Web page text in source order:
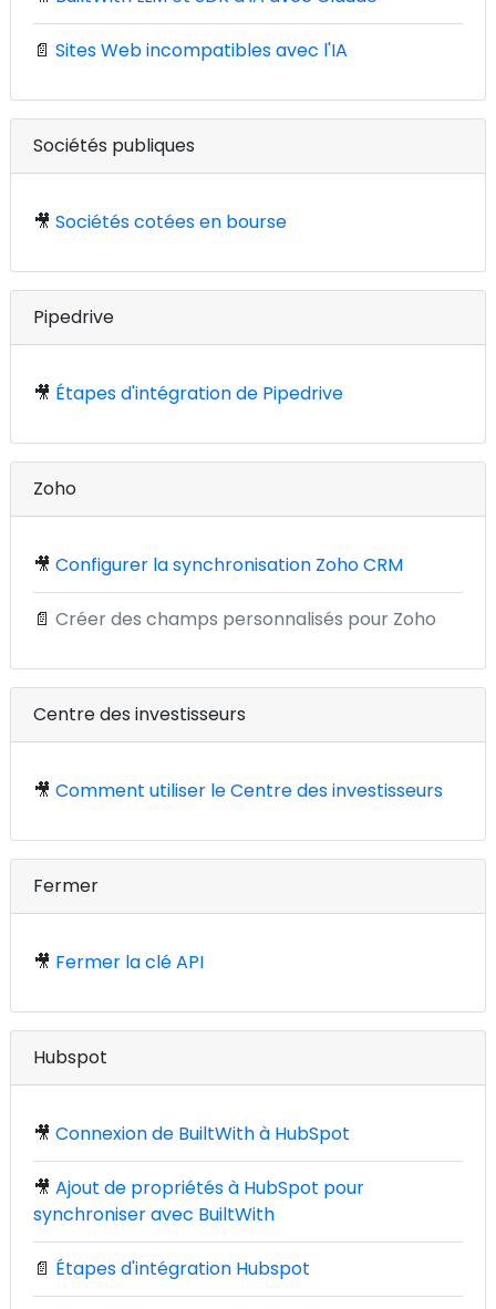
📄 Sites Web incompatibles avec l'IA
Sociétés publiques
🎥 Sociétés cotées en bourse
Pipedrive
🎥 Étapes d'intégration de Pipedrive
Zoho
🎥 Configurer la synchronisation Zoho CRM
📄 Créer des champs personnalisés pour Zoho
Centre des investisseurs
🎥 Comment utiliser le Centre des investisseurs
Fermer
🎥 Fermer la clé API
Hubspot
🎥 Connexion de BuiltWith à HubSpot
🎥 Ajout de propriétés à HubSpot pour
synchroniser avec BuiltWith
📄 Étapes d'intégration Hubspot